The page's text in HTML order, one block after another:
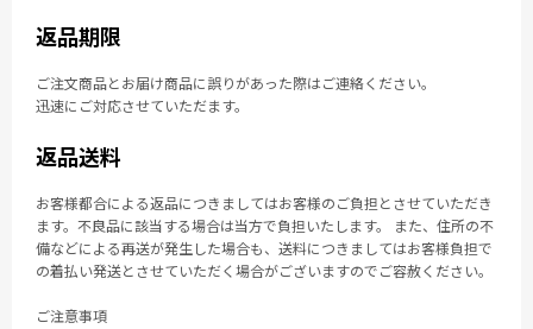
返品期限
ご注文商品とお届け商品に誤りがあった際はご連絡ください。
迅速にご対応させていただます。
返品送料
お客様都合による返品につきましてはお客様のご負担とさせていただき
ます。不良品に該当する場合は当方で負担いたします。 また、住所の不
備などによる再送が発生した場合も、送料につきましてはお客様負担で
の着払い発送とさせていただく場合がございますのでご容赦ください。
ご注意事項